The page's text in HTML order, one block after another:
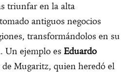
triunfar en la alta
antiguos negocios
transformándolos en su
Un ejemplo es Eduardo
Mugaritz, quien heredó el